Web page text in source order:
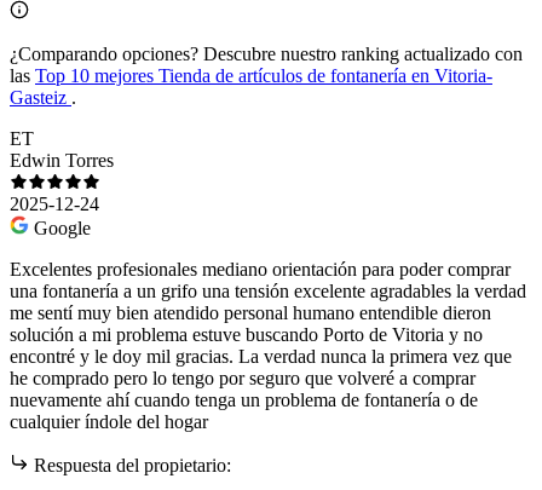
¿Comparando opciones? Descubre nuestro ranking actualizado con
las Top 10 mejores Tienda de artículos de fontanería en Vitoria-
Gasteiz .
ET
Edwin Torres
2025-12-24
Google
Excelentes profesionales mediano orientación para poder comprar
una fontanería a un grifo una tensión excelente agradables la verdad
me sentí muy bien atendido personal humano entendible dieron
solución a mi problema estuve buscando Porto de Vitoria y no
encontré y le doy mil gracias. La verdad nunca la primera vez que
he comprado pero lo tengo por seguro que volveré a comprar
nuevamente ahí cuando tenga un problema de fontanería o de
cualquier índole del hogar
Respuesta del propietario: